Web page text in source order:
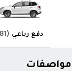
دفع رباعي (81)